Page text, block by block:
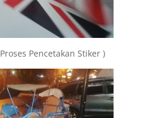
Pencetakan Stiker )